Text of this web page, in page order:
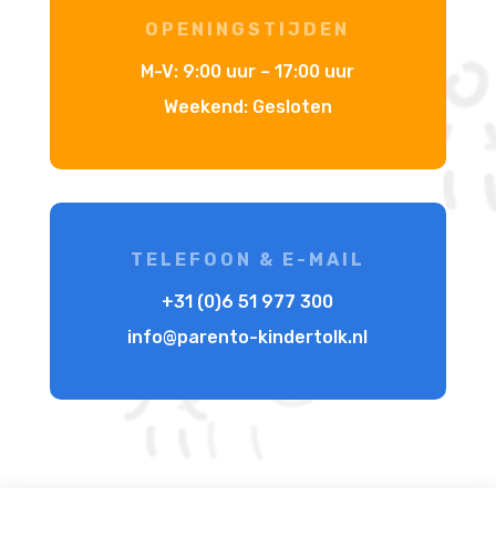
OPENINGSTIJDEN
M-V: 9:00 uur – 17:00 uur
Weekend: Gesloten
TELEFOON & E-MAIL
+31 (0)6 51 977 300
info@parento-kindertolk.nl